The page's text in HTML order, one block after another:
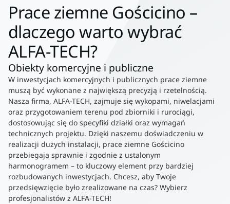
Prace ziemne Gościcino –
dlaczego warto wybrać
ALFA-TECH?
Obiekty komercyjne i publiczne
W inwestycjach komercyjnych i publicznych prace ziemne
muszą być wykonane z największą precyzją i rzetelnością.
Nasza firma, ALFA-TECH, zajmuje się wykopami, niwelacjami
oraz przygotowaniem terenu pod zbiorniki i rurociągi,
dostosowując się do specyfiki działki oraz wymagań
technicznych projektu. Dzięki naszemu doświadczeniu w
realizacji dużych instalacji, prace ziemne Gościcino
przebiegają sprawnie i zgodnie z ustalonym
harmonogramem – to kluczowy element przy bardziej
rozbudowanych inwestycjach. Chcesz, aby Twoje
przedsięwzięcie było zrealizowane na czas? Wybierz
profesjonalistów z ALFA-TECH!